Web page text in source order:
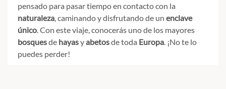
pensado para pasar tiempo en contacto con la
naturaleza, caminando y disfrutando de un enclave
único. Con este viaje, conocerás uno de los mayores
bosquesde hayasyabetosde toda Europa. ¡No te lo
puedes perder!